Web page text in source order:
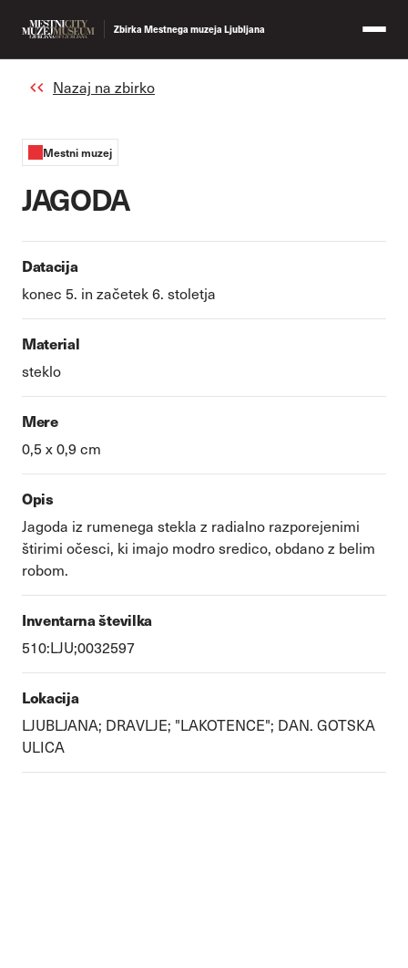
Zbirka Mestnega muzeja Ljubljana
Nazaj na zbirko
Mestni muzej
JAGODA
Datacija
konec 5. in začetek 6. stoletja
Material
steklo
Mere
0,5 x 0,9 cm
Opis
Jagoda iz rumenega stekla z radialno razporejenimi
štirimi očesci, ki imajo modro sredico, obdano z belim
robom.
Inventarna številka
510:LJU;0032597
Lokacija
LJUBLJANA; DRAVLJE; "LAKOTENCE"; DAN. GOTSKA
ULICA